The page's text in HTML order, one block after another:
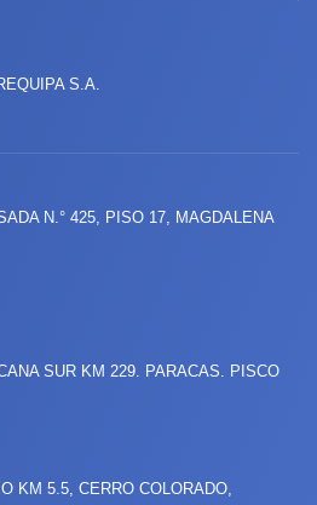
S.A.
N.° 425, PISO 17, MAGDALENA
SUR KM 229. PARACAS. PISCO
KM 5.5, CERRO COLORADO,